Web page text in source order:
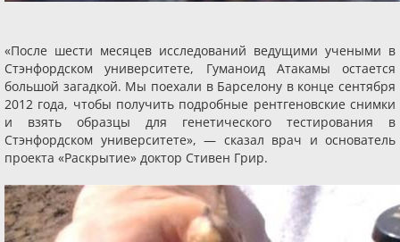
«После шести месяцев исследований ведущими учеными в
Стэнфордском университете, Гуманоид Атакамы остается
большой загадкой. Мы поехали в Барселону в конце сентября
2012 года, чтобы получить подробные рентгеновские снимки
и взять образцы для генетического тестирования в
Стэнфордском университете», — сказал врач и основатель
проекта «Раскрытие» доктор Стивен Грир.